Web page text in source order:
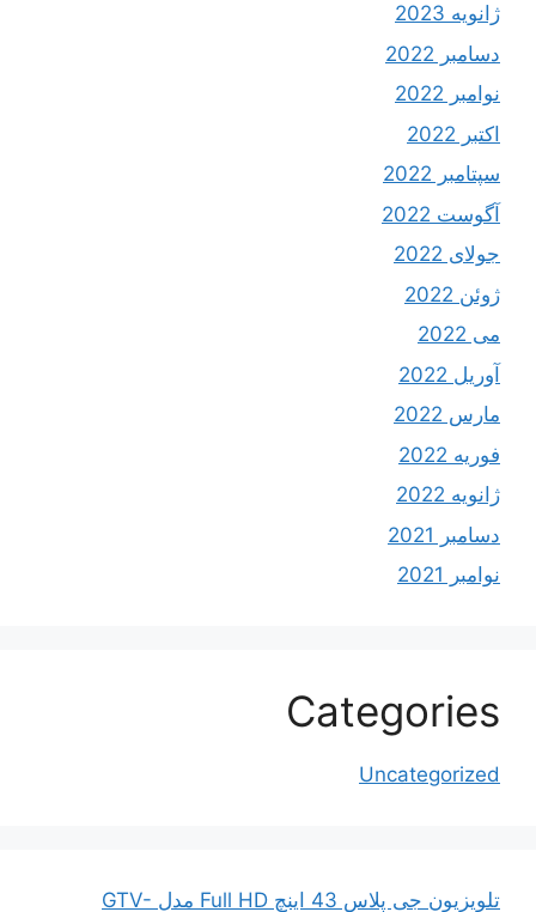
ژانویه 2023
دسامبر 2022
نوامبر 2022
اکتبر 2022
سپتامبر 2022
آگوست 2022
جولای 2022
ژوئن 2022
می 2022
آوریل 2022
مارس 2022
فوریه 2022
ژانویه 2022
دسامبر 2021
نوامبر 2021
Categories
Uncategorized
تلویزیون جی پلاس 43 اینچ Full HD مدل GTV-